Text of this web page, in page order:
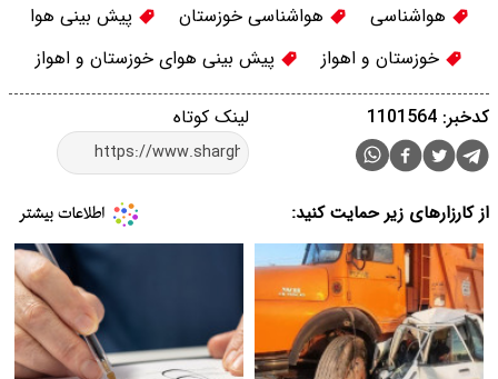
هواشناسی هواشناسی خوزستان
پیش بینی هوا
خوزستان و اهواز
پیش بینی هوای خوزستان و اهواز
لینک کوتاه کدخبر: 1101564
از کارزارهای زیر حمایت کنید: